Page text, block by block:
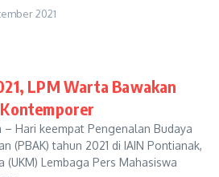
2021
LPM Warta Bawakan
Hari keempat Pengenalan Budaya
(PBAK) tahun 2021 di IAIN Pontianak,
(UKM) Lembaga Pers Mahasiswa